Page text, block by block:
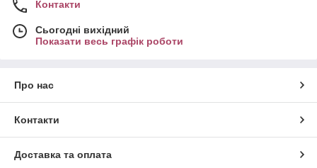
Контакти
Сьогодні вихідний
Показати весь графік роботи
Про нас
Контакти
Доставка та оплата